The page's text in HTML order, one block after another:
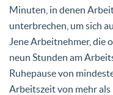
Minuten, in denen
unterbrechen, um sich
Jene Arbeitnehmer, die
neun Stunden am
Ruhepause von
Arbeitszeit von mehr als